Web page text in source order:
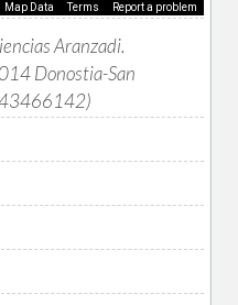
Map Data Terms Report a problem
Aranzadi.
Donostia-San